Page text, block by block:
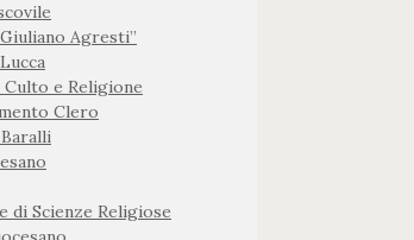
Agresti”
Culto e Religione
Clero
Scienze Religiose